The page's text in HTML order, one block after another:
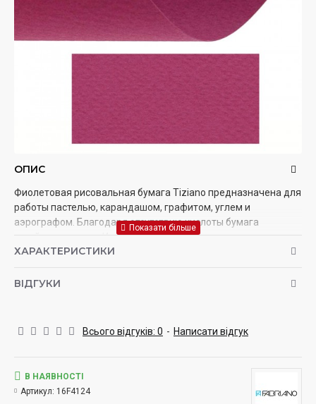
ОПИС
Фиолетовая рисовальная бумага Tiziano предназначена для
работы пастелью, карандашом, графитом, углем и
аэрографом. Благодаря отсутствию кислоты бумага
устойчива к свету. Имеет зернистую структуру для лучшего
сцепления мягких материалов с поверхностью.
ХАРАКТЕРИСТИКИ
ВІДГУКИ
Всього відгуків: 0 - Написати відгук
В НАЯВНОСТІ
Артикул: 16F4124